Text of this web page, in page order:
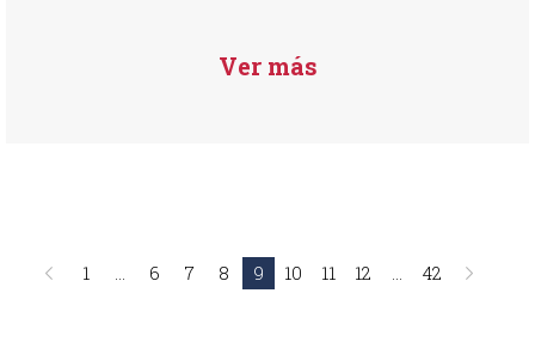
Ver más
1 ... 6 7 8 9 10 11 12 ... 42